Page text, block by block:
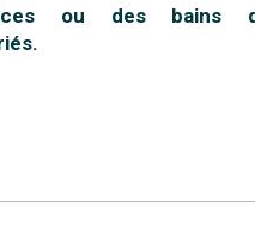
ou des bains